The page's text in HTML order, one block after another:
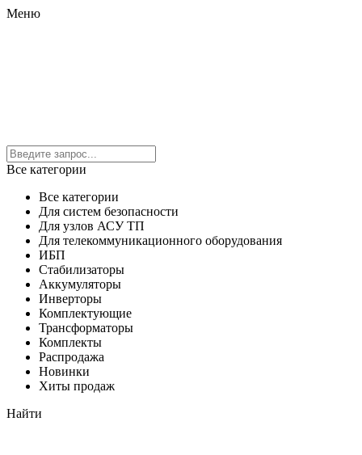
Меню
Все категории
Все категории
Для систем безопасности
Для узлов АСУ ТП
Для телекоммуникационного оборудования
ИБП
Стабилизаторы
Аккумуляторы
Инверторы
Комплектующие
Трансформаторы
Комплекты
Распродажа
Новинки
Хиты продаж
Найти